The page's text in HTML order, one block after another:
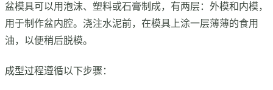
盆模具可以用泡沫、塑料或石膏制成，有两层：外模和内模，
用于制作盆内腔。浇注水泥前，在模具上涂一层薄薄的食用
油，以便稍后脱模。
成型过程遵循以下步骤：